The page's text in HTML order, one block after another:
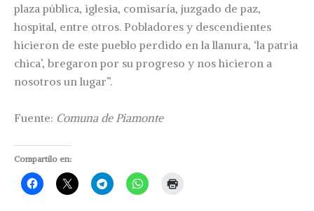
plaza pública, iglesia, comisaría, juzgado de paz,
hospital, entre otros. Pobladores y descendientes
hicieron de este pueblo perdido en la llanura, ‘la patria
chica’, bregaron por su progreso y nos hicieron a
nosotros un lugar”.
Fuente: Comuna de Piamonte
Compartilo en: